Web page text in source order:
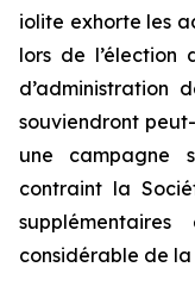
iolite exhorte les
lors de l’élection
d’administration
souviendront
une campagne
contraint la
considérable de